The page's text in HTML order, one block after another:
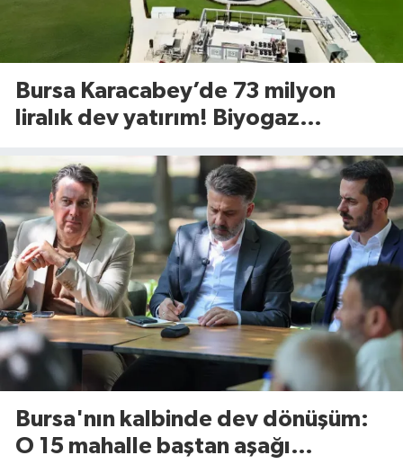
Bursa Karacabey’de 73 milyon
liralık dev yatırım! Biyogaz
yükseliyor
Bursa'nın kalbinde dev dönüşüm:
O 15 mahalle baştan aşağı